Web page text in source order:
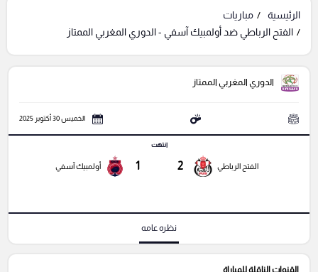
الرئيسية
مباريات
الفتح الرباطي ضد أولمبيك آسفي - الدوري المغربي الممتاز
الدوري المغربي الممتاز
الخميس 30 أكتوبر 2025
الفتح الرباطي 2
انتهت
1 أولمبيك آسفي
نظره عامه